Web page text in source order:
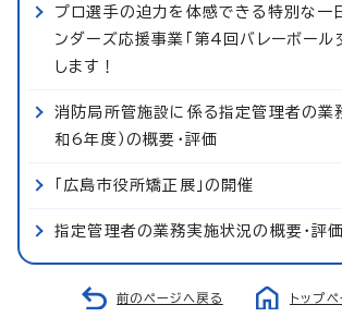
プロ選手の迫力を体感できる特別な一
ンダーズ応援事業「第4回バレーボール
します！
消防局所管施設に係る指定管理者の業
和6年度）の概要・評価
「広島市役所矯正展」の開催
指定管理者の業務実施状況の概要・評価
前のページへ戻る トップ